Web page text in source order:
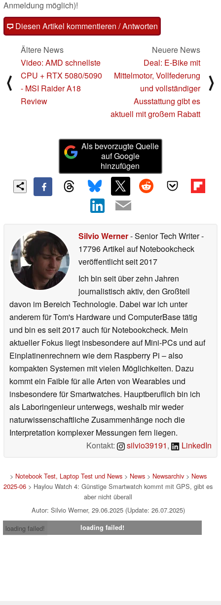
Anmeldung möglich)!
Diesen Artikel kommentieren / Antworten
⟨
Ältere News
Video: AMD schnellste
CPU + RTX 5080/5090
- MSI Raider A18
Review
Neuere News
Deal: E-Bike mit
Mittelmotor, Vollfederung
und vollständiger
Ausstattung gibt es
aktuell mit großem Rabatt
⟩
Als bevorzugte Quelle
auf Google
hinzufügen
Silvio Werner- Senior Tech Writer-
17796 Artikel auf Notebookcheck
veröffentlichtseit 2017
Ich bin seit über zehn Jahren
journalistisch aktiv, den Großteil
davon im Bereich Technologie. Dabei war ich unter
anderem für Tom's Hardware und ComputerBase tätig
und bin es seit 2017 auch für Notebookcheck. Mein
aktueller Fokus liegt insbesondere auf Mini-PCs und auf
Einplatinenrechnern wie dem Raspberry Pi – also
kompakten Systemen mit vielen Möglichkeiten. Dazu
kommt ein Faible für alle Arten von Wearables und
insbesondere für Smartwatches. Hauptberuflich bin ich
als Laboringenieur unterwegs, weshalb mir weder
naturwissenschaftliche Zusammenhänge noch die
Interpretation komplexer Messungen fern liegen.
Kontakt:
silvio39191, LinkedIn
> Notebook Test, Laptop Test und News> News> Newsarchiv> News
2025-06 > Haylou Watch 4: Günstige Smartwatch kommt mit GPS, gibt es
aber nicht überall
Autor: Silvio Werner, 29.06.2025 (Update: 26.07.2025)
loading failed!
loading failed!